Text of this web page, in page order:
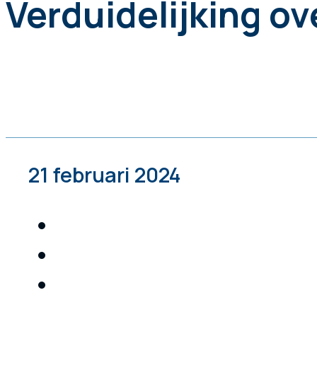
Verduidelijking
21 februari 2024